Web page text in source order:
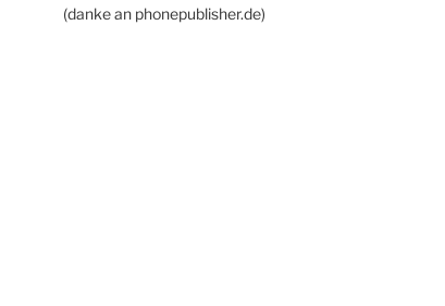
(danke an phonepublisher.de)